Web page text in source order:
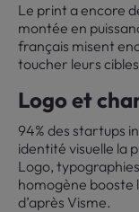
Le print a encore
montée en
français misent
toucher leurs cibles
Logo et
94% des startups
identité visuelle la
Logo,
homogène booste
d’après Visme.